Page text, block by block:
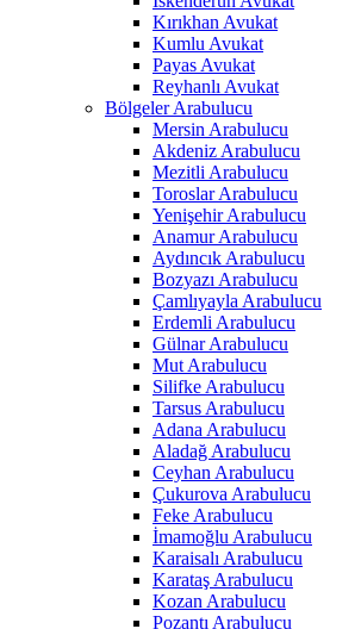
Kırıkhan Avukat
Kumlu Avukat
Payas Avukat
Reyhanlı Avukat
Bölgeler Arabulucu
Mersin Arabulucu
Akdeniz Arabulucu
Mezitli Arabulucu
Toroslar Arabulucu
Yenişehir Arabulucu
Anamur Arabulucu
Aydıncık Arabulucu
Bozyazı Arabulucu
Çamlıyayla Arabulucu
Erdemli Arabulucu
Gülnar Arabulucu
Mut Arabulucu
Silifke Arabulucu
Tarsus Arabulucu
Adana Arabulucu
Aladağ Arabulucu
Ceyhan Arabulucu
Çukurova Arabulucu
Feke Arabulucu
İmamoğlu Arabulucu
Karaisalı Arabulucu
Karataş Arabulucu
Kozan Arabulucu
Pozantı Arabulucu